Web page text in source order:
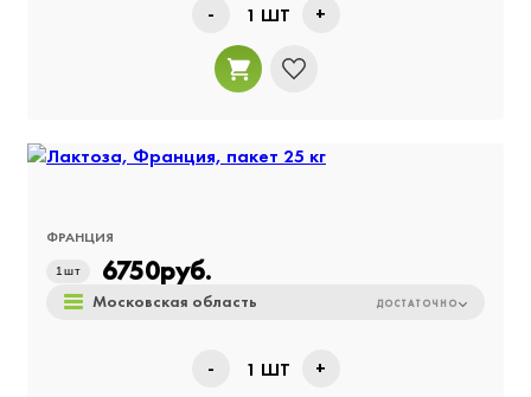
- 1 ШТ +
ФРАНЦИЯ
1 шт 6750руб.
Московская область ДОСТАТОЧНО
- 1 ШТ +